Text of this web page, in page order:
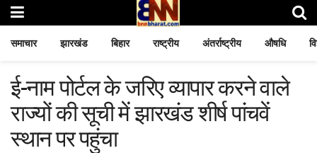
समाचार झारखंड बिहार राष्ट्रीय अंतर्राष्ट्रीय औषधि
ई-नाम पोर्टल के जरिए व्यापार करने वाले
राज्यों की सूची में झारखंड शीर्ष पांचवें
स्थान पर पहुंचा